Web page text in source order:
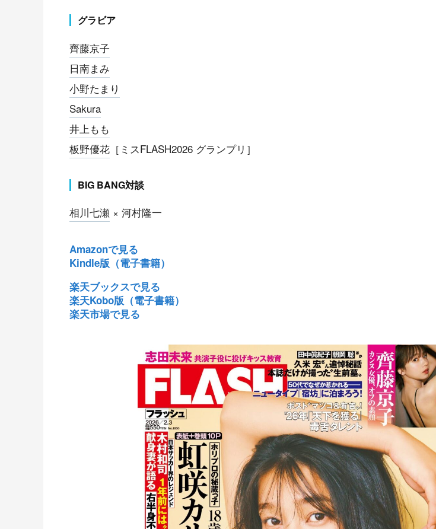
グラビア
齊藤京子
日南まみ
小野たまり
Sakura
井上もも
板野優花 ［ミスFLASH2026 グランプリ］
BIG BANG対談
相川七瀬 × 河村隆一
Amazonで見る
Kindle版（電子書籍）
楽天ブックスで見る
楽天Kobo版（電子書籍）
楽天市場で見る